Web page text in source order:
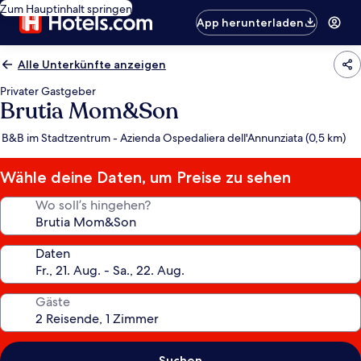
Zum Hauptinhalt springen
App herunterladen
Alle Unterkünfte anzeigen
Privater Gastgeber
Brutia Mom&Son
B&B im Stadtzentrum - Azienda Ospedaliera dell'Annunziata (0,5 km)
Wähle deine Daten, um Preise zu sehen
Wo soll’s hingehen?
Daten
Gäste